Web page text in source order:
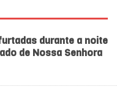
durante a noite
de Nossa Senhora